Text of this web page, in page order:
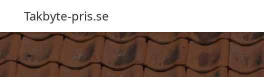
Takbyte-pris.se